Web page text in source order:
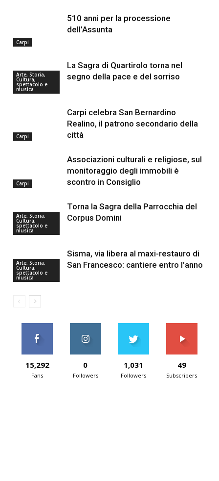
Carpi
510 anni per la processione
dell’Assunta
Arte, Storia,
Cultura,
spettacolo e
musica
La Sagra di Quartirolo torna nel
segno della pace e del sorriso
Carpi
Carpi celebra San Bernardino
Realino, il patrono secondario della
città
Carpi
Associazioni culturali e religiose, sul
monitoraggio degli immobili è
scontro in Consiglio
Arte, Storia,
Cultura,
spettacolo e
musica
Torna la Sagra della Parrocchia del
Corpus Domini
Arte, Storia,
Cultura,
spettacolo e
musica
Sisma, via libera al maxi-restauro di
San Francesco: cantiere entro l’anno
15,292
Fans
0
Followers
1,031
Followers
49
Subscribers